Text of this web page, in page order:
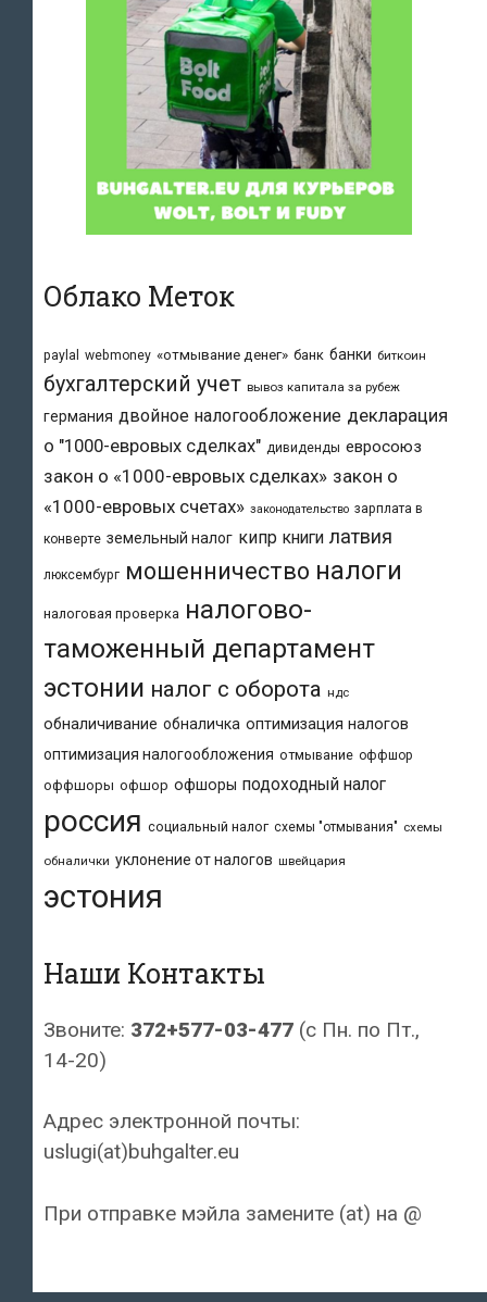
Облако Меток
paylal webmoney «отмывание денег» банк банки биткоин
бухгалтерский учет вывоз капитала за рубеж
германия двойное налогообложение декларация
о "1000-евровых сделках" дивиденды евросоюз
закон о «1000-евровых сделках» закон о
«1000-евровых счетах» законодательство зарплата в
конверте земельный налог кипр книги латвия
люксембург мошенничество налоги
налоговая проверка налогово-
таможенный департамент
эстонии налог с оборота ндс
обналичивание обналичка оптимизация налогов
оптимизация налогообложения отмывание оффшор
оффшоры офшор офшоры подоходный налог
россия социальный налог схемы "отмывания" схемы
обналички уклонение от налогов швейцария
эстония
Наши Контакты
Звоните: 372+577-03-477 (с Пн. по Пт.,
14-20)
Адрес электронной почты:
uslugi(at)buhgalter.eu
При отправке мэйла замените (at) на @